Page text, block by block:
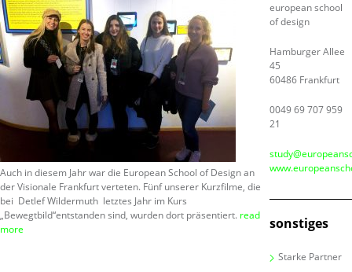
Auch in diesem Jahr war die European School of Design an
der Visionale Frankfurt verteten. Fünf unserer Kurzfilme, die
bei Detlef Wildermuth letztes Jahr im Kurs
„Bewegtbild“entstanden sind, wurden dort präsentiert. read
more
european school
of design
Hamburger Allee
45
60486 Frankfurt
0049 69 707 959
21
sonstiges
Starke Partner